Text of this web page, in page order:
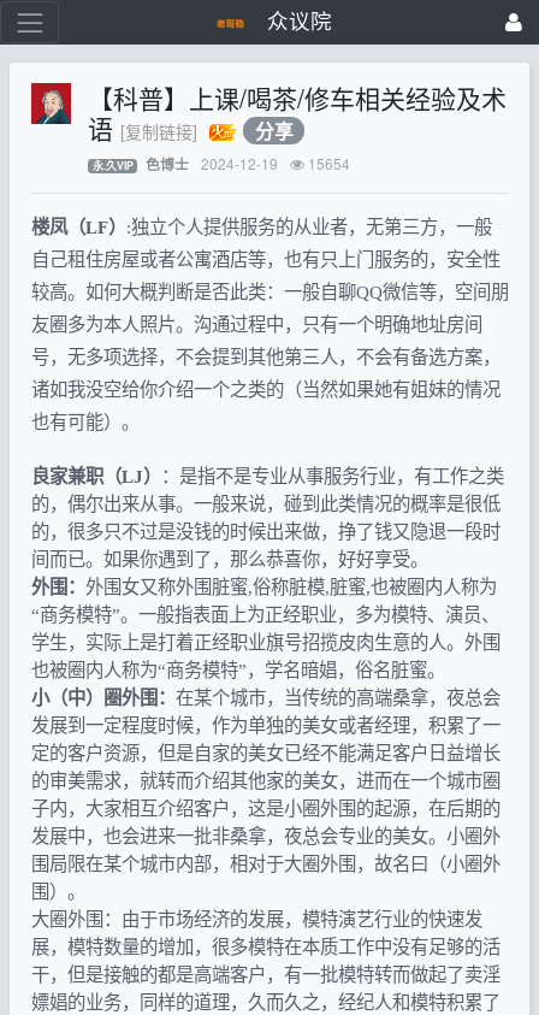
众议院
【科普】上课/喝茶/修车相关经验及术
语 [复制链接] 分享
永.久VIP 色博士 2024-12-19 15654
楼凤（LF） :独立个人提供服务的从业者，无第三方，一般
自己租住房屋或者公寓酒店等，也有只上门服务的，安全性
较高。如何大概判断是否此类：一般自聊QQ微信等，空间朋
友圈多为本人照片。沟通过程中，只有一个明确地址房间
号，无多项选择，不会提到其他第三人，不会有备选方案，
诸如我没空给你介绍一个之类的（当然如果她有姐妹的情况
也有可能）。
良家兼职（LJ）
：是指不是专业从事服务行业，有工作之类
的，偶尔出来从事。一般来说，碰到此类情况的概率是很低
的，很多只不过是没钱的时候出来做，挣了钱又隐退一段时
间而已。如果你遇到了，那么恭喜你，好好享受。
外围： 外围女又称外围脏蜜,俗称脏模,脏蜜,也被圈内人称为
“商务模特”。一般指表面上为正经职业，多为模特、演员、
学生，实际上是打着正经职业旗号招揽皮肉生意的人。外围
也被圈内人称为“商务模特”，学名暗娼，俗名脏蜜。
小（中）圈外围： 在某个城市，当传统的高端桑拿，夜总会
发展到一定程度时候，作为单独的美女或者经理，积累了一
定的客户资源，但是自家的美女已经不能满足客户日益增长
的审美需求，就转而介绍其他家的美女，进而在一个城市圈
子内，大家相互介绍客户，这是小圈外围的起源，在后期的
发展中，也会进来一批非桑拿，夜总会专业的美女。小圈外
围局限在某个城市内部，相对于大圈外围，故名曰（小圈外
围）。
大圈外围：由于市场经济的发展，模特演艺行业的快速发
展，模特数量的增加，很多模特在本质工作中没有足够的活
干，但是接触的都是高端客户，有一批模特转而做起了卖淫
嫖娼的业务，同样的道理，久而久之，经纪人和模特积累了